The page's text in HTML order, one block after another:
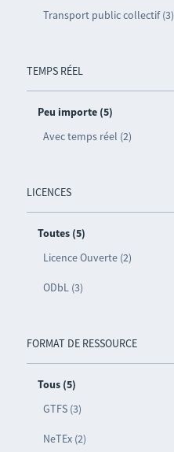
Transport public collectif (3)
TEMPS RÉEL
Peu importe (5)
Avec temps réel (2)
LICENCES
Toutes (5)
Licence Ouverte (2)
ODbL (3)
FORMAT DE RESSOURCE
Tous (5)
GTFS (3)
NeTEx (2)